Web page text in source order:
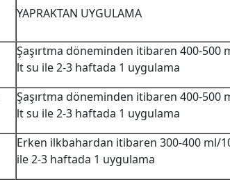
YAPRAKTAN UYGULAMA
Şaşırtma döneminden itibaren 400-500
lt su ile 2-3 haftada 1 uygulama
Şaşırtma döneminden itibaren 400-500
lt su ile 2-3 haftada 1 uygulama
Erken ilkbahardan itibaren 300-400 ml/
ile 2-3 haftada 1 uygulama